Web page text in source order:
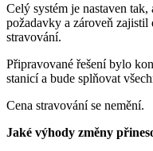
Celý systém je nastaven
požadavky a zároveň zajistil
stravování.
Připravované řešení bylo
stanicí a bude splňovat
Cena stravování se nemění.
Jaké výhody změny